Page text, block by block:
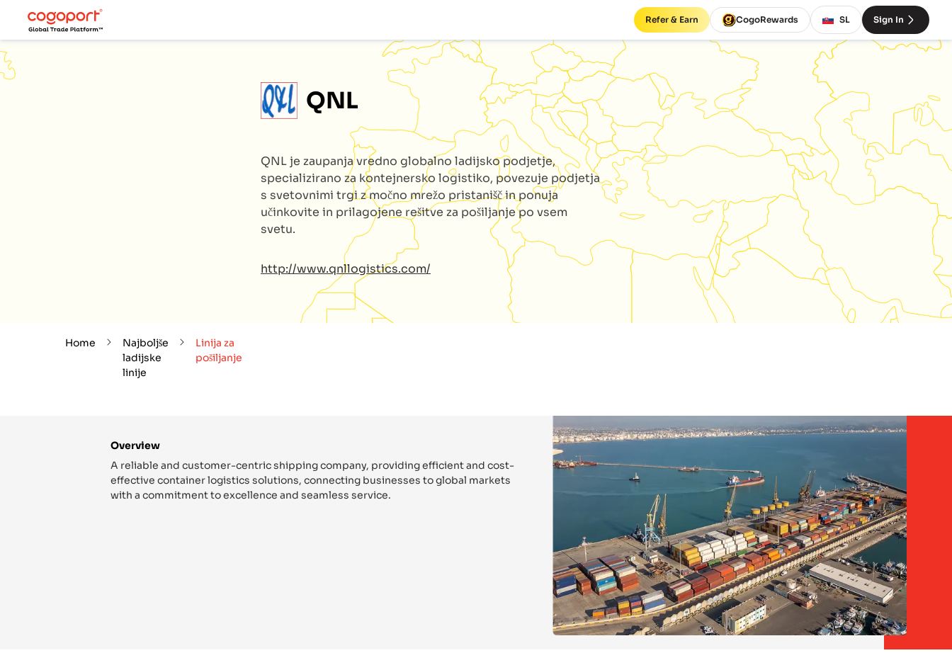
Refer & Earn CogoRewards SL Sign In
QNL
QNLje zaupanja vredno globalno ladijsko podjetje,
specializirano za kontejnersko logistiko, povezuje podjetja
s svetovnimi trgi z močno mrežo pristanišč in ponuja
učinkovite in prilagojene rešitve za pošiljanje po vsem
svetu.
http://www.qnllogistics.com/
Home
Najboljše
ladijske
linije
Linija za
pošiljanje
Overview
A reliable and customer-centric shipping company, providing efficient and cost-
effective container logistics solutions, connecting businesses to global markets
with a commitment to excellence and seamless service.